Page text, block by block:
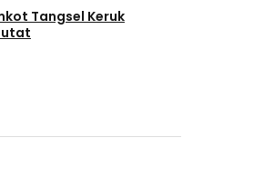
Tangsel Keruk